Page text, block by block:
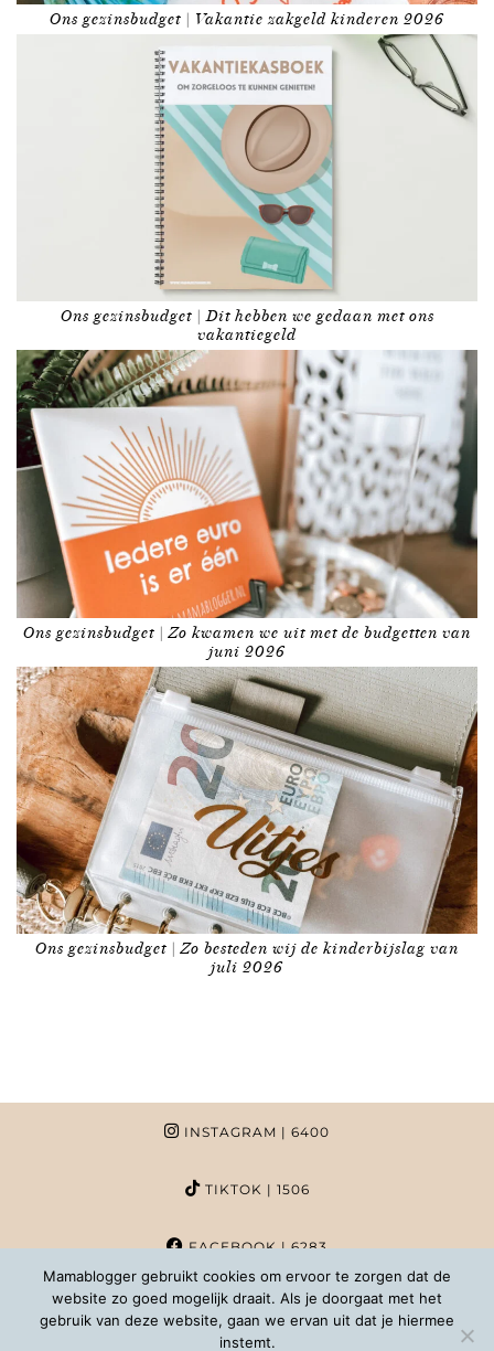
Ons gezinsbudget | Vakantie zakgeld kinderen 2026
Ons gezinsbudget | Dit hebben we gedaan met ons
vakantiegeld
Ons gezinsbudget | Zo kwamen we uit met de budgetten van
juni 2026
Ons gezinsbudget | Zo besteden wij de kinderbijslag van
juli 2026
INSTAGRAM | 6400
TIKTOK | 1506
FACEBOOK| 6283
PINTEREST | 1020
Mamablogger gebruikt cookies om ervoor te zorgen dat de
website zo goed mogelijk draait. Als je doorgaat met het
gebruik van deze website, gaan we ervan uit dat je hiermee
instemt.